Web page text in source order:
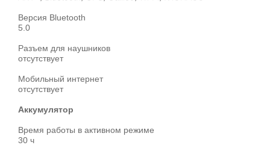
Версия Bluetooth
5.0
Разъем для наушников
отсутствует
Мобильный интернет
отсутствует
Аккумулятор
Время работы в активном режиме
30 ч